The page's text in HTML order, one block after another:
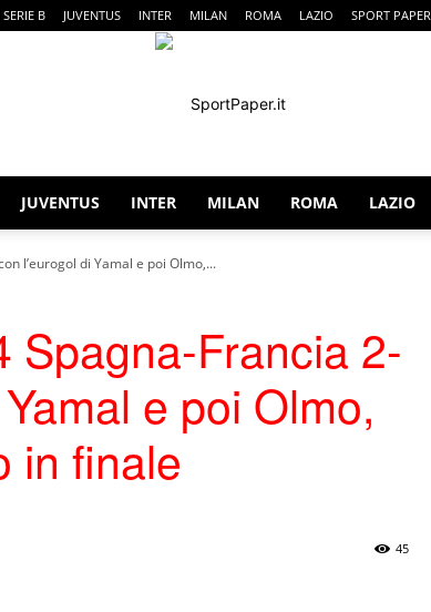
SERIE B JUVENTUS INTER MILAN ROMA LAZIO SPORT
JUVENTUS INTER MILAN ROMA LAZIO
l’eurogol di Yamal e poi Olmo,...
Spagna-Francia 2-
e poi Olmo,
in finale
45